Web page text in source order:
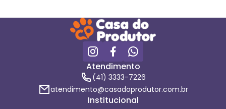
Atendimento
(41) 3333-7226
atendimento@casadoprodutor.com.br
Institucional